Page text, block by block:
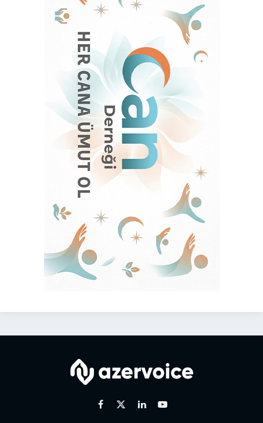
Facebook
X
LinkedinYoutube